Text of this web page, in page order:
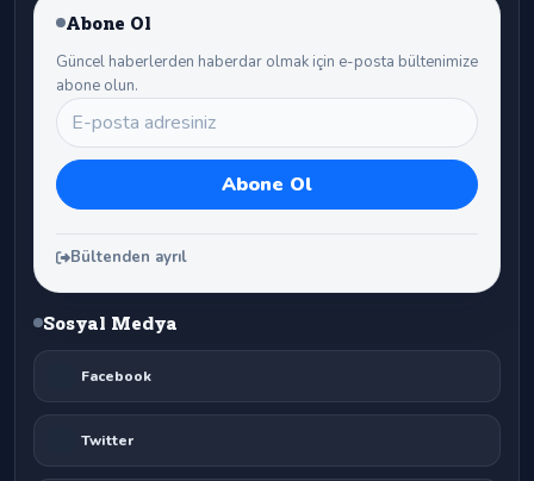
Abone Ol
Güncel haberlerden haberdar olmak için e-posta bültenimize
abone olun.
Bültenden ayrıl
Sosyal Medya
Facebook
Twitter